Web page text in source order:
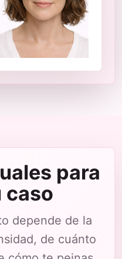
para
caso
depende de la
de cuánto